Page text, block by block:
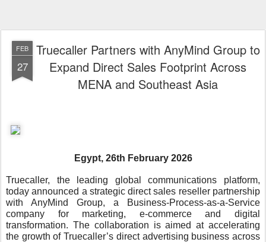
FEB
27
Truecaller Partners with AnyMind Group to
Expand Direct Sales Footprint Across
MENA and Southeast Asia
Egypt, 26th February 2026
Truecaller, the leading global communications platform,
today announced a strategic direct sales reseller partnership
with AnyMind Group, a Business-Process-as-a-Service
company for marketing, e-commerce and digital
transformation. The collaboration is aimed at accelerating
the growth of Truecaller’s direct advertising business across